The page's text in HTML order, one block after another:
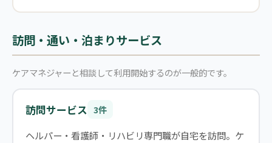
訪問・通い・泊まりサービス
ケアマネジャーと相談して利用開始するのが一般的です。
訪問サービス 3件
ヘルパー・看護師・リハビリ専門職が自宅を訪問。ケ